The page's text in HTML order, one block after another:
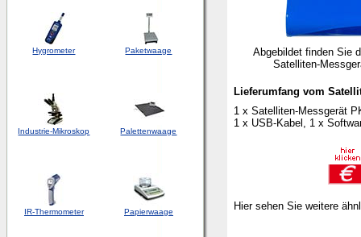
Hygrometer Paketwaage
Industrie-Mikroskop Palettenwaage
IR-Thermometer Papierwaage
Abgebildet finden Sie
Satelliten-
Lieferumfang vom
1 x Satelliten-Messgerät
1 x USB-Kabel, 1 x
Hier sehen Sie weitere